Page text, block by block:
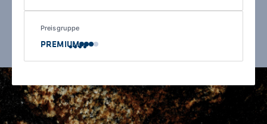
PREMIUM
Preisgruppe